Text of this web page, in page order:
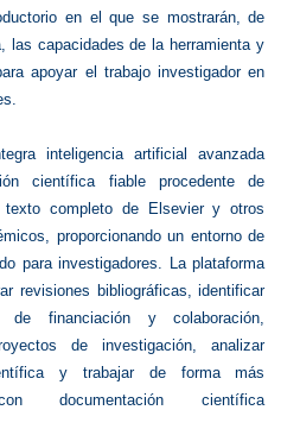
en el que se mostrarán, de
las capacidades de la herramienta y
apoyar el trabajo investigador en
inteligencia artificial avanzada
científica fiable procedente de
completo de Elsevier y otros
proporcionando un entorno de
para investigadores. La plataforma
revisiones bibliográficas, identificar
de financiación y colaboración,
de investigación, analizar
y trabajar de forma más
documentación científica